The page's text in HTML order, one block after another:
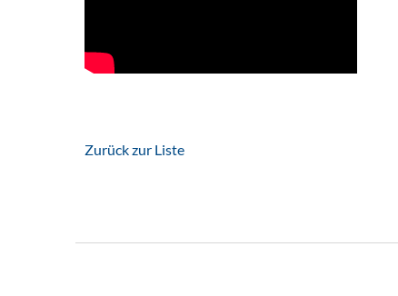
Zurück zur Liste